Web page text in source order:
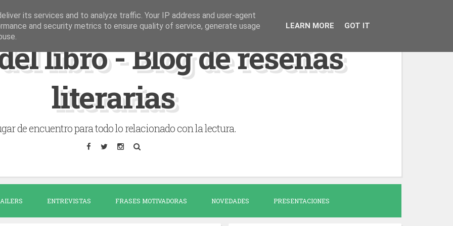
libro - Blog de reseñas
literarias
de encuentro para todo lo relacionado con la lectura.
ENTREVISTAS FRASES MOTIVADORAS NOVEDADES PRESENTACIONES
its services and to analyze traffic. Your IP address and user-agent
and security metrics to ensure quality of service, generate usage
LEARN MORE GOT IT